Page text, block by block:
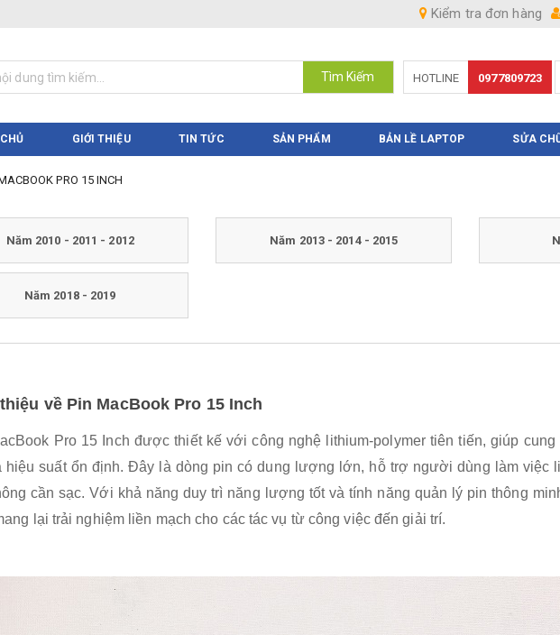
Kiểm tra đơn hàng
Tìm Kiếm HOTLINE 0977809723
GIỚI THIỆU TIN TỨC SẢN PHẨM BẢN LỀ LAPTOP SỬA
PRO 15 INCH
Năm 2010 - 2011 - 2012 Năm 2013 - 2014 - 2015
Năm 2018 - 2019
về Pin MacBook Pro 15 Inch
Pro 15 Inch được thiết kế với công nghệ lithium-polymer tiên tiến, giúp
hiệu suất ổn định. Đây là dòng pin có dung lượng lớn, hỗ trợ người dùng làm việc
cần sạc. Với khả năng duy trì năng lượng tốt và tính năng quản lý pin thông
lại trải nghiệm liền mạch cho các tác vụ từ công việc đến giải trí.